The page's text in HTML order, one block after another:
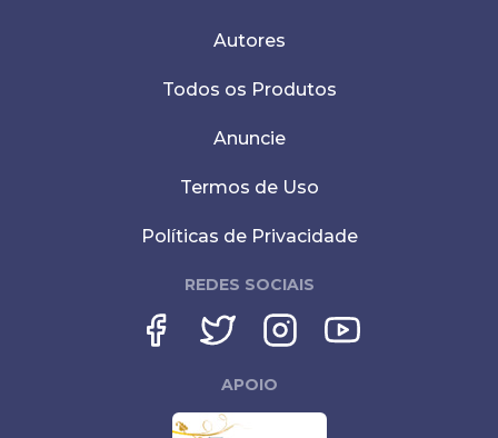
Autores
Todos os Produtos
Anuncie
Termos de Uso
Políticas de Privacidade
REDES SOCIAIS
APOIO